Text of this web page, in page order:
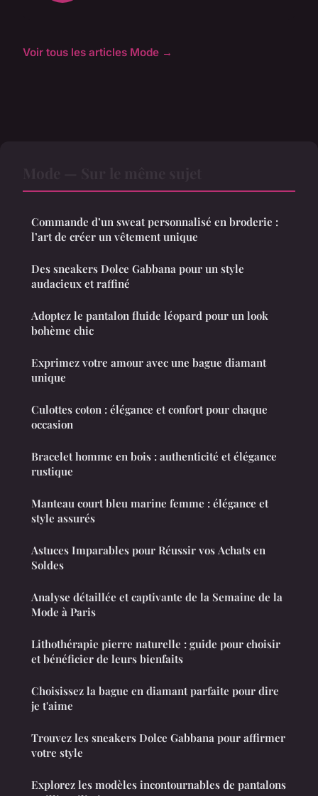
Voir tous les articles Mode →
Commande d’un sweat personnalisé en broderie :
l’art de créer un vêtement unique
Des sneakers Dolce Gabbana pour un style
audacieux et raffiné
Adoptez le pantalon fluide léopard pour un look
bohème chic
Exprimez votre amour avec une bague diamant
unique
Culottes coton : élégance et confort pour chaque
occasion
Bracelet homme en bois : authenticité et élégance
rustique
Manteau court bleu marine femme : élégance et
style assurés
Astuces Imparables pour Réussir vos Achats en
Soldes
Analyse détaillée et captivante de la Semaine de la
Mode à Paris
Lithothérapie pierre naturelle : guide pour choisir
et bénéficier de leurs bienfaits
Choisissez la bague en diamant parfaite pour dire
je t'aime
Trouvez les sneakers Dolce Gabbana pour affirmer
votre style
Explorez les modèles incontournables de pantalons